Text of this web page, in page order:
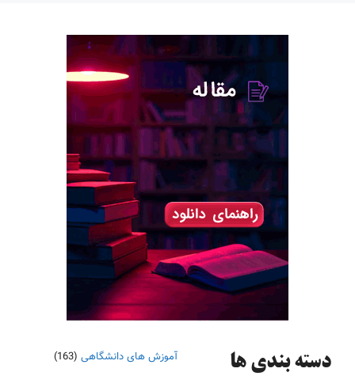
دسته‌ بندی ها آموزش های دانشگاهی (163)